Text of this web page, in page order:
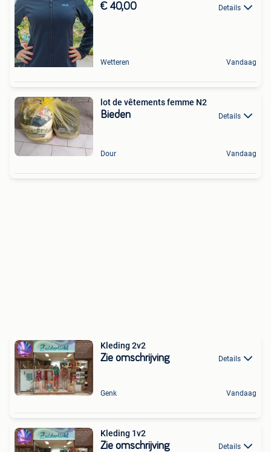
€ 40,00 Details
Wetteren Vandaag
lot de vêtements femme N2
Bieden Details
Dour Vandaag
Kleding 2v2
Zie omschrijving Details
Genk Vandaag
Kleding 1v2
Zie omschrijving Details